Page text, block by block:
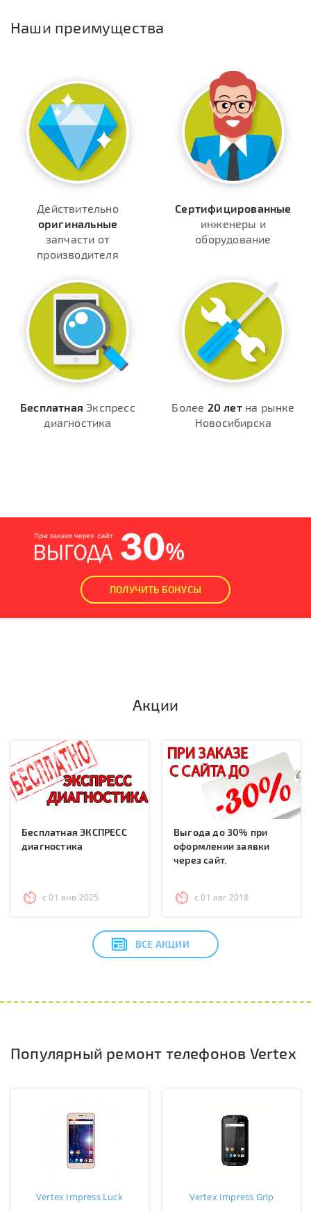
Наши преимущества
Действительно
оригинальные
запчасти от
производителя
Сертифицированные
инженеры и
оборудование
Бесплатная Экспресс
диагностика
Более 20 летна рынке
Новосибирска
ПОЛУЧИТЬ БОНУСЫ
Акции
Бесплатная ЭКСПРЕСС
диагностика
с 01 янв 2025
Выгода до 30% при
оформлении заявки
через сайт.
с 01 авг 2018
ВСЕ АКЦИИ
Популярный ремонт телефонов Vertex
Vertex Impress Luck Vertex Impress Grip